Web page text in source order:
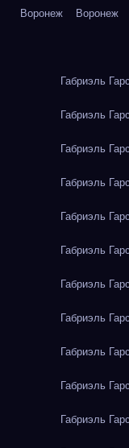
Воронеж Воронеж
Габриэль
Габриэль
Габриэль
Габриэль
Габриэль
Габриэль
Габриэль
Габриэль
Габриэль
Габриэль
Габриэль